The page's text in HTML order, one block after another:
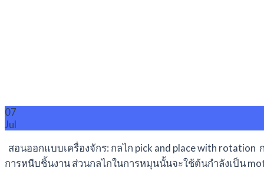
07
Jul
สอนออกแบบเครื่องจักร: กลไก pick and place with
การหนีบชิ้นงาน ส่วนกลไกในการหมุนนั้นจะใช้ต้นกำลังเป็น